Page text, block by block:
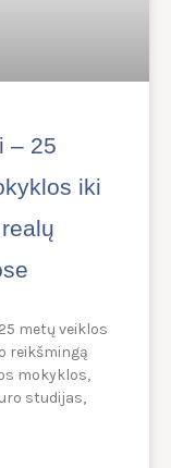
– 25
iki
metų veiklos
reikšmingą
mokyklos,
studijas,